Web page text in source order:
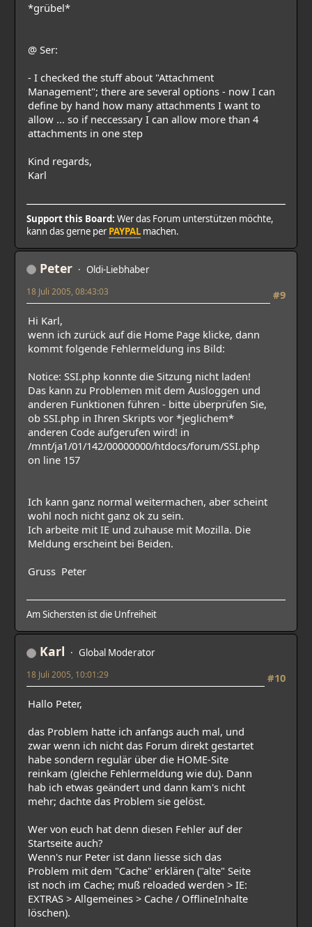
*grübel*
@ Ser:
- I checked the stuff about "Attachment
Management"; there are several options - now I can
define by hand how many attachments I want to
allow ... so if neccessary I can allow more than 4
attachments in one step
Kind regards,
Karl
Support this Board: Wer das Forum unterstützen möchte,
kann das gerne perPAYPAL machen.
Peter Oldi-Liebhaber
#9
18 Juli 2005, 08:43:03
Hi Karl,
wenn ich zurück auf die Home Page klicke, dann
kommt folgende Fehlermeldung ins Bild:
Notice: SSI.php konnte die Sitzung nicht laden!
Das kann zu Problemen mit dem Ausloggen und
anderen Funktionen führen - bitte überprüfen Sie,
ob SSI.php in Ihren Skripts vor *jeglichem*
anderen Code aufgerufen wird! in
/mnt/ja1/01/142/00000000/htdocs/forum/SSI.php
on line 157
Ich kann ganz normal weitermachen, aber scheint
wohl noch nicht ganz ok zu sein.
Ich arbeite mit IE und zuhause mit Mozilla. Die
Meldung erscheint bei Beiden.
Gruss Peter
Am Sichersten ist die Unfreiheit
Karl Global Moderator
#10
18 Juli 2005, 10:01:29
Hallo Peter,
das Problem hatte ich anfangs auch mal, und
zwar wenn ich nicht das Forum direkt gestartet
habe sondern regulär über die HOME-Site
reinkam (gleiche Fehlermeldung wie du). Dann
hab ich etwas geändert und dann kam's nicht
mehr; dachte das Problem sie gelöst.
Wer von euch hat denn diesen Fehler auf der
Startseite auch?
Wenn's nur Peter ist dann liesse sich das
Problem mit dem "Cache" erklären ("alte" Seite
ist noch im Cache; muß reloaded werden > IE:
EXTRAS > Allgemeines > Cache / OfflineInhalte
löschen).